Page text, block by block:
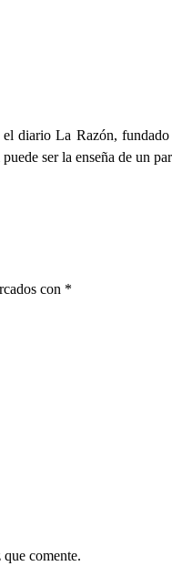
La Razón, fundado
ser la enseña de un
con *
comente.